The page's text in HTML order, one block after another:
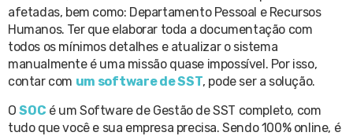
afetadas, bem como: Departamento Pessoal e Recursos
Humanos. Ter que elaborar toda a documentação com
todos os mínimos detalhes e atualizar o sistema
manualmente é uma missão quase impossível. Por isso,
contar com um software de SST, pode ser a solução.
OSOC é um Software de Gestão de SST completo, com
tudo que você e sua empresa precisa. Sendo 100% online, é